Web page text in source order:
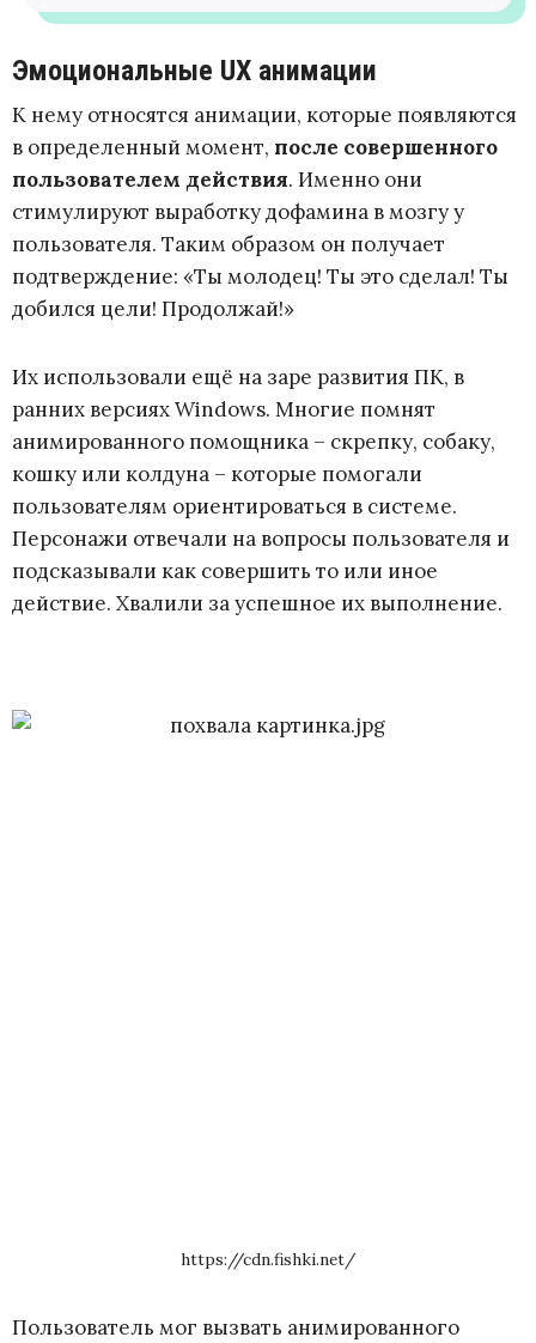
Эмоциональные UX анимации
К нему относятся анимации, которые появляются
в определенный момент, после совершенного
пользователем действия. Именно они
стимулируют выработку дофамина в мозгу у
пользователя. Таким образом он получает
подтверждение: «Ты молодец! Ты это сделал! Ты
добился цели! Продолжай!»
Их использовали ещё на заре развития ПК, в
ранних версиях Windows. Многие помнят
анимированного помощника – скрепку, собаку,
кошку или колдуна – которые помогали
пользователям ориентироваться в системе.
Персонажи отвечали на вопросы пользователя и
подсказывали как совершить то или иное
действие. Хвалили за успешное их выполнение.
https://cdn.fishki.net/
Пользователь мог вызвать анимированного